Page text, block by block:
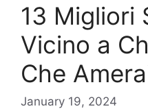
13 Migliori
Vicino a
Che
January 19, 2024